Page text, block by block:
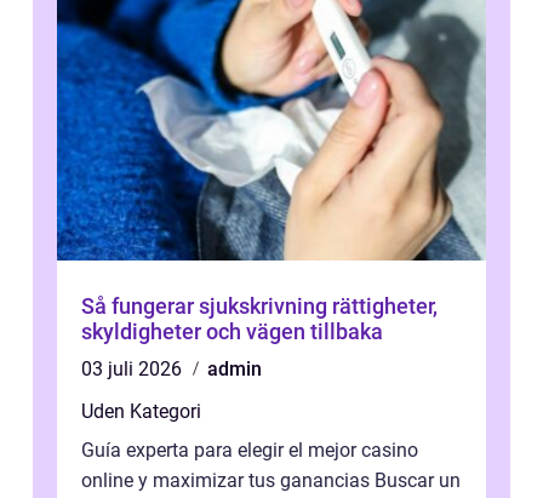
Så fungerar sjukskrivning rättigheter,
skyldigheter och vägen tillbaka
03 juli 2026
admin
Uden Kategori
Guía experta para elegir el mejor casino
online y maximizar tus ganancias Buscar un